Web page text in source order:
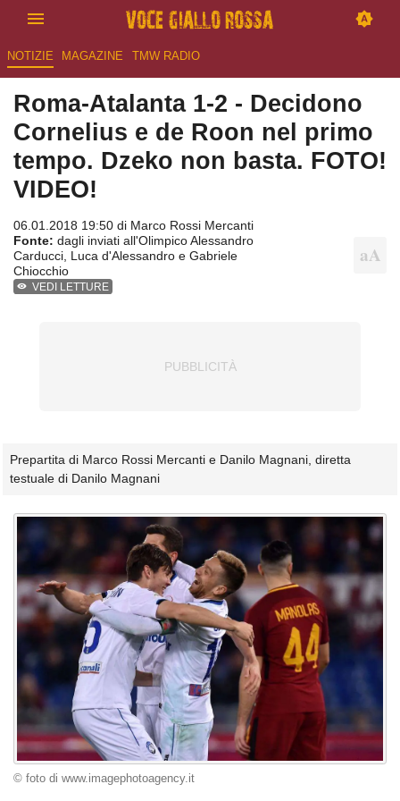
NOTIZIE MAGAZINE TMW RADIO
Roma-Atalanta 1-2 - Decidono
Cornelius e de Roon nel primo
tempo. Dzeko non basta. FOTO!
VIDEO!
06.01.2018 19:50 di Marco Rossi Mercanti
Fonte: dagli inviati all'Olimpico Alessandro
Carducci, Luca d'Alessandro e Gabriele
Chiocchio
VEDI LETTURE
Prepartita di Marco Rossi Mercanti e Danilo Magnani, diretta
testuale di Danilo Magnani
© foto di www.imagephotoagency.it